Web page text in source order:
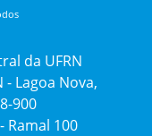
da UFRN
- Lagoa Nova,
900
Ramal 100